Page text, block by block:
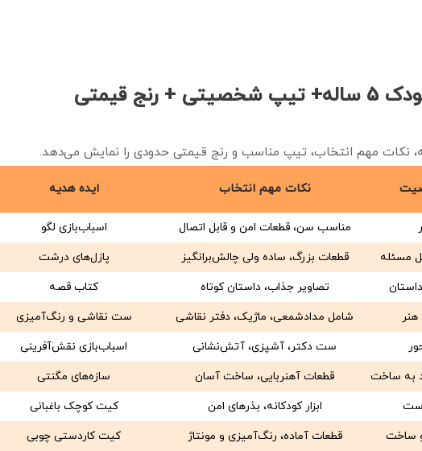
قیمتی
نکات مهم انتخاب، تیپ مناسب و رنج قیمتی حدودی را نمایش می‌دهد.
ایده هدیه نکات مهم انتخاب
اسباب‌بازی لگو مناسب سن، قطعات امن و قابل اتصال
پازل‌های درشت قطعات بزرگ، ساده ولی چالش‌برانگیز مسئله
کتاب قصه تصاویر جذاب، داستان کوتاه
ست نقاشی و رنگ‌آمیزی شامل مدادشمعی، ماژیک، دفتر نقاشی
اسباب‌بازی نقش‌آفرینی ست دکتر، آشپزی، آتش‌نشانی
سازه‌های مگنتی قطعات آهنربایی، ساخت آسان به ساخت
کیت کوچک باغبانی ابزار کودکانه، بذرهای امن
کیت کاردستی چوبی قطعات آماده، رنگ‌آمیزی و مونتاژ ساخت